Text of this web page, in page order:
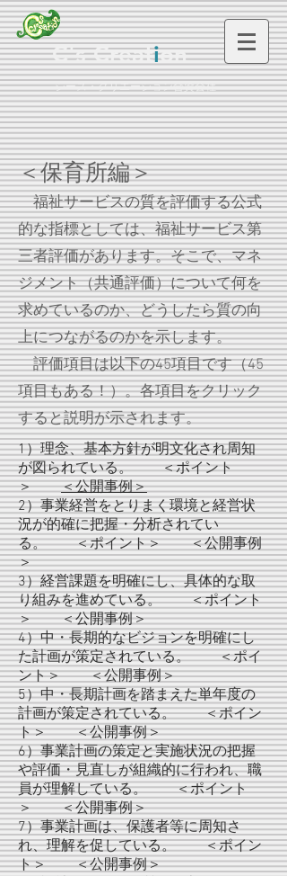
C's Creation
シーズ・クリエーション合資会社
＜保育所編＞
福祉サービスの質を評価する公式
的な指標としては、福祉サービス第
三者評価があります。そこで、マネ
ジメント（共通評価）について何を
求めているのか、どうしたら質の向
上につながるのかを示します。
評価項目は以下の45項目です（45
項目もある！）。各項目をクリック
すると説明が示されます。
1）理念、基本方針が明文化され周知
が図られている。 ＜ポイント
＞＜公開事例＞
2）事業経営をとりまく環境と経営状
況が的確に把握・分析されてい
る。 ＜ポイント＞ ＜公開事例
＞
3）経営課題を明確にし、具体的な取
り組みを進めている。 ＜ポイント
＞ ＜公開事例＞
4）中・長期的なビジョンを明確にし
た計画が策定されている。 ＜ポイ
ント＞ ＜公開事例＞
5）中・長期計画を踏まえた単年度の
計画が策定されている。 ＜ポイン
ト＞ ＜公開事例＞
6）事業計画の策定と実施状況の把握
や評価・見直しが組織的に行われ、職
員が理解している。 ＜ポイント
＞ ＜公開事例＞
7）事業計画は、保護者等に周知さ
れ、理解を促している。 ＜ポイン
ト＞ ＜公開事例＞